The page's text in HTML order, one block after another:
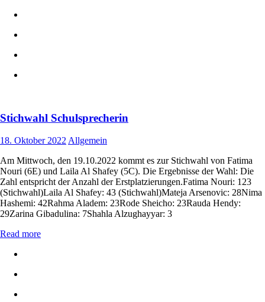
Stichwahl Schulsprecherin
18. Oktober 2022 Allgemein
Am Mittwoch, den 19.10.2022 kommt es zur Stichwahl von Fatima
Nouri (6E) und Laila Al Shafey (5C). Die Ergebnisse der Wahl: Die
Zahl entspricht der Anzahl der Erstplatzierungen.Fatima Nouri: 123
(Stichwahl)Laila Al Shafey: 43 (Stichwahl)Mateja Arsenovic: 28Nima
Hashemi: 42Rahma Aladem: 23Rode Sheicho: 23Rauda Hendy:
29Zarina Gibadulina: 7Shahla Alzughayyar: 3
Read more